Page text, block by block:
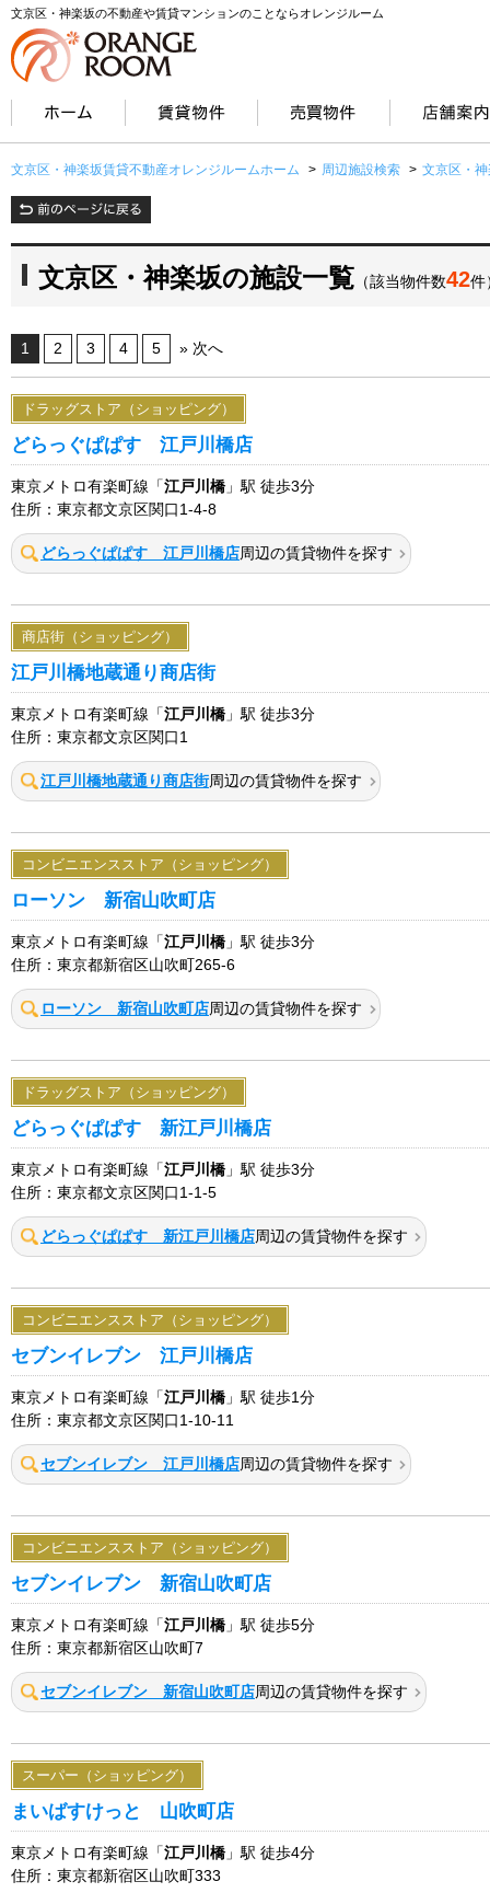
文京区・神楽坂の不動産や賃貸マンションのことならオレンジルーム
文京区・神楽坂賃貸不動産オレンジルームホーム > 周辺施設検索 > 文京区・
文京区・神楽坂の施設一覧 （該当物件数42件
1 2 3 4 5 » 次へ
ドラッグストア（ショッピング）
どらっぐぱぱす 江戸川橋店
東京メトロ有楽町線「 江戸川橋 」駅 徒歩3分
住所：東京都文京区関口1-4-8
どらっぐぱぱす 江戸川橋店周辺の賃貸物件を探す
商店街（ショッピング）
江戸川橋地蔵通り商店街
東京メトロ有楽町線「 江戸川橋 」駅 徒歩3分
住所：東京都文京区関口1
江戸川橋地蔵通り商店街周辺の賃貸物件を探す
コンビニエンスストア（ショッピング）
ローソン 新宿山吹町店
東京メトロ有楽町線「 江戸川橋 」駅 徒歩3分
住所：東京都新宿区山吹町265-6
ローソン 新宿山吹町店周辺の賃貸物件を探す
ドラッグストア（ショッピング）
どらっぐぱぱす 新江戸川橋店
東京メトロ有楽町線「 江戸川橋 」駅 徒歩3分
住所：東京都文京区関口1-1-5
どらっぐぱぱす 新江戸川橋店周辺の賃貸物件を探す
コンビニエンスストア（ショッピング）
セブンイレブン 江戸川橋店
東京メトロ有楽町線「 江戸川橋 」駅 徒歩1分
住所：東京都文京区関口1-10-11
セブンイレブン 江戸川橋店周辺の賃貸物件を探す
コンビニエンスストア（ショッピング）
セブンイレブン 新宿山吹町店
東京メトロ有楽町線「 江戸川橋 」駅 徒歩5分
住所：東京都新宿区山吹町7
セブンイレブン 新宿山吹町店周辺の賃貸物件を探す
スーパー（ショッピング）
まいばすけっと 山吹町店
東京メトロ有楽町線「 江戸川橋 」駅 徒歩4分
住所：東京都新宿区山吹町333